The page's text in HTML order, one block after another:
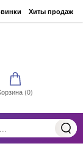
Хиты продаж
(0)